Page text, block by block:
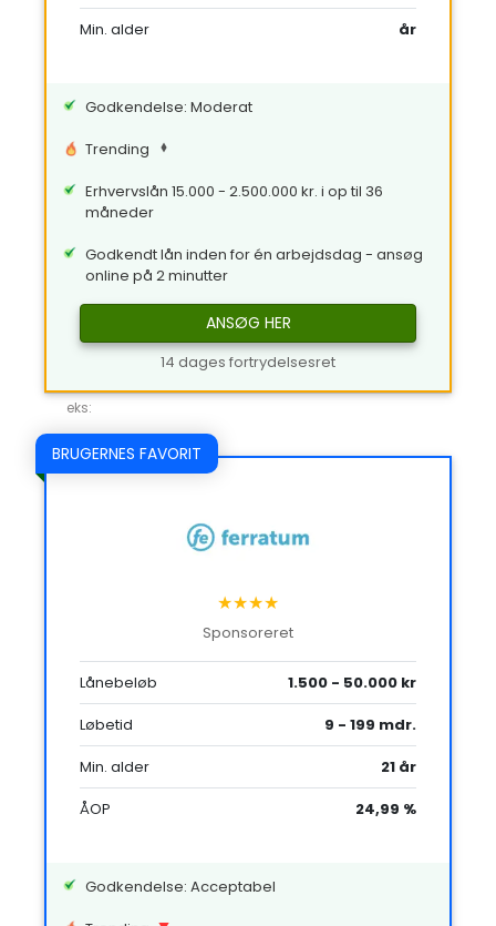
Min. alder
år
Godkendelse: Moderat
Trending
Erhvervslån 15.000 - 2.500.000 kr. i op til 36
måneder
Godkendt lån inden for én arbejdsdag - ansøg
online på 2 minutter
ANSØG HER
14 dages fortrydelsesret
eks:
BRUGERNES FAVORIT
★★★★
Sponsoreret
Lånebeløb
1.500 - 50.000 kr
Løbetid
9 - 199 mdr.
Min. alder
21 år
ÅOP
24,99 %
Godkendelse: Acceptabel